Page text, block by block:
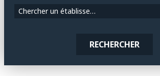
Chercher un établissement
RECHERCHER